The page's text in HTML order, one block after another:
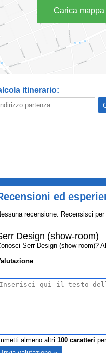
Carica mappa
itinerario:
ed
recensione. Recensisci per
Design (show-room)
Serr Design (show-room)?
almeno altri 100caratteri